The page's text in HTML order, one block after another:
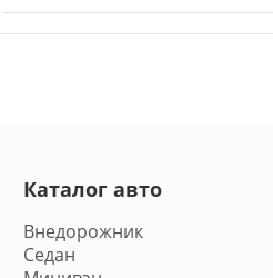
34 356 719₽
Каталог авто
Внедорожник
Седан